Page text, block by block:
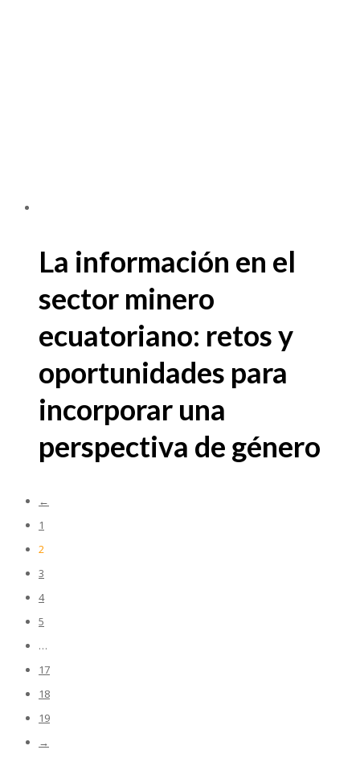
La información en el
sector minero
ecuatoriano: retos y
oportunidades para
incorporar una
perspectiva de género
←
1
2
3
4
5
…
17
18
19
→